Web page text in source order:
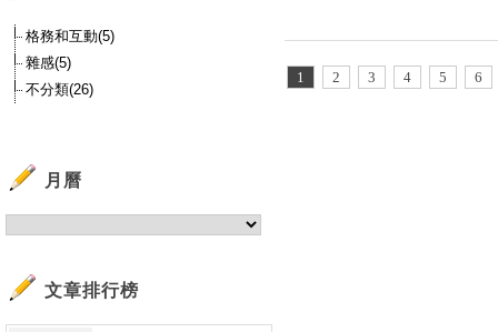
1 2 3 4 5 6
格務和互動(5)
雜感(5)
不分類(26)
月曆
文章排行榜